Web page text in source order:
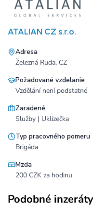
ATALIAN CZ s.r.o.
Adresa
Železná Ruda, CZ
Požadované vzdelanie
Vzdělání není podstatné
Zaradené
Služby | Uklízečka
Typ pracovného pomeru
Brigáda
Mzda
200 CZK za hodinu
Podobné inzeráty